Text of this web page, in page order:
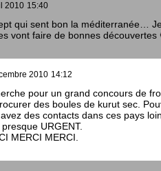
2010 15:40
qui sent bon la méditerranée…
vont faire de bonnes découvertes
2010 14:12
pour un grand concours de
des boules de kurut sec.
des contacts dans ces pays
presque URGENT.
MERCI MERCI.